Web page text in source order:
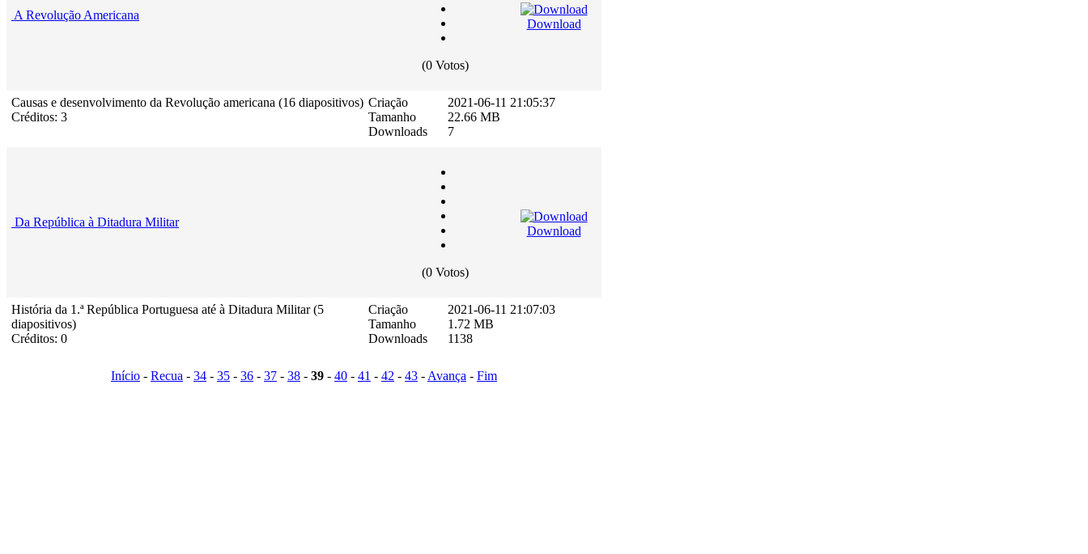
A Revolução Americana
(0 Votos)
Download
Causas e desenvolvimento da Revolução americana (16 diapositivos)
Créditos: 3
Criação
Tamanho
Downloads
2021-06-11 21:05:37
22.66 MB
7
Da República à Ditadura Militar
(0 Votos)
Download
História da 1.ª República Portuguesa até à Ditadura Militar (5
diapositivos)
Créditos: 0
Criação
Tamanho
Downloads
2021-06-11 21:07:03
1.72 MB
1138
Início - Recua - 34 - 35 - 36 - 37 - 38 - 39 - 40 - 41 - 42 - 43 -Avança - Fim